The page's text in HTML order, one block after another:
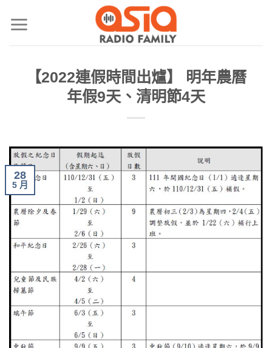
【2022連假時間出爐】 明年農曆
年假9天、清明節4天
28
5 月